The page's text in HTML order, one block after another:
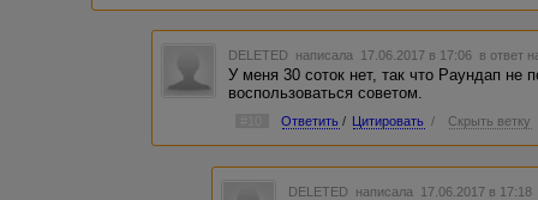
DELETED написала 17.06.2017 в 17:06 в ответ
У меня 30 соток нет, так что Раундап не
воспользоваться советом.
Ответить / Цитировать / Скрыть ветку
DELETED написала 17.06.2017 в